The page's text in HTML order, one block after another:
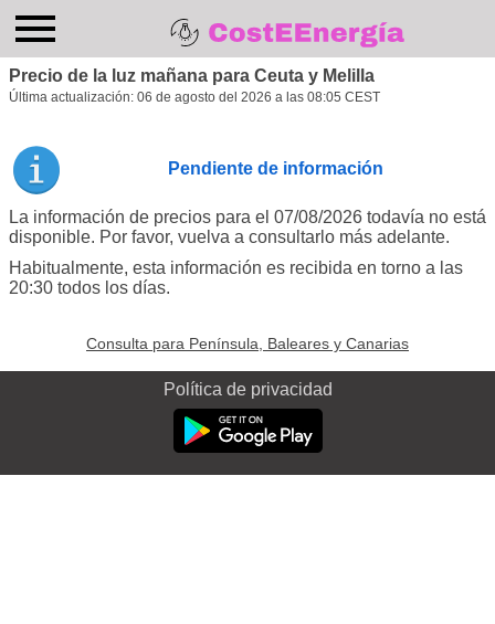
Precio de la luz mañana para Ceuta y Melilla
Última actualización: 06 de agosto del 2026 a las 08:05 CEST
Pendiente de información
La información de precios para el 07/08/2026 todavía no está
disponible. Por favor, vuelva a consultarlo más adelante.
Habitualmente, esta información es recibida en torno a las
20:30 todos los días.
Consulta para Península, Baleares y Canarias
Política de privacidad